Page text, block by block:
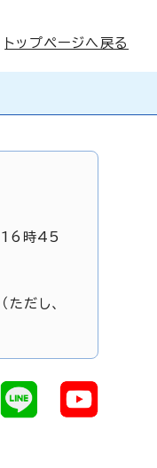
トップページへ戻る
16時45
だし、